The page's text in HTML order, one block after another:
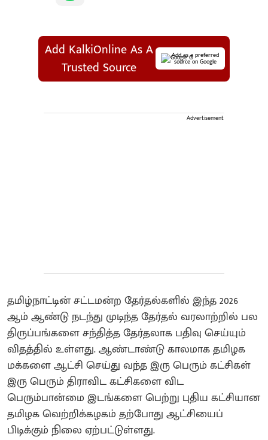
Add KalkiOnline As A
Trusted Source
Add as a preferred
source on Google
Advertisement
தமிழ்நாட்டின் சட்டமன்ற தேர்தல்களில் இந்த 2026
ஆம் ஆண்டு நடந்து முடிந்த தேர்தல் வரலாற்றில் பல
திருப்பங்களை சந்தித்த தேர்தலாக பதிவு செய்யும்
விதத்தில் உள்ளது. ஆண்டாண்டு காலமாக தமிழக
மக்களை ஆட்சி செய்து வந்த இரு பெரும் கட்சிகள்
இரு பெரும் திராவிட கட்சிகளை விட
பெரும்பான்மை இடங்களை பெற்று புதிய கட்சியான
தமிழக வெற்றிக்கழகம் தற்போது ஆட்சியைப்
பிடிக்கும் நிலை ஏற்பட்டுள்ளது.